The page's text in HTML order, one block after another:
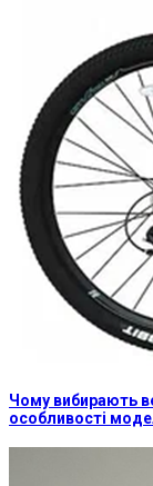
Чому вибирають
особливості